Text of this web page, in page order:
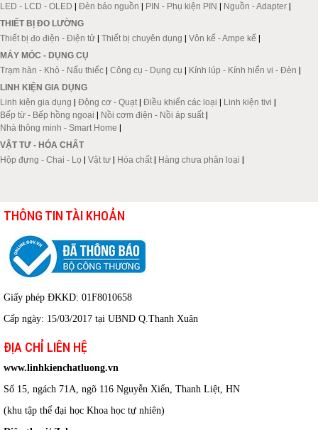
LED - LCD - OLED | Đèn báo nguồn | PIN - Phụ kiện PIN | Nguồn - Adapter |
THIẾT BỊ ĐO LƯỜNG
Thiết bị đo điện - Điện tử | Thiết bị chuyên dụng | Vôn kế - Ampe kế |
MÁY MÓC - DỤNG CỤ
Trạm hàn - Khò - Nấu thiếc | Công cụ - Dụng cụ | Kính lúp - Kính hiển vi - Đèn |
LINH KIỆN GIA DỤNG
Linh kiện gia dụng | Động cơ - Quạt | Điều khiển các loại | Linh kiện tivi |
Bếp từ - Bếp hồng ngoại | Nồi cơm điện - Nồi áp suất |
Nhà thông minh - Smart Home |
VẬT TƯ - HÓA CHẤT
Hộp đựng - Chai - Lọ | Vật tư | Hóa chất | Hàng chưa phân loại |
THÔNG TIN TÀI KHOẢN
Giấy phép ĐKKD: 01F8010658
Cấp ngày: 15/03/2017 tại UBND Q.Thanh Xuân
ĐỊA CHỈ LIÊN HỆ
www.linhkienchatluong.vn
Số 15, ngách 71A, ngõ 116 Nguyễn Xiển, Thanh Liệt, HN
(khu tập thể đại học Khoa học tự nhiên)